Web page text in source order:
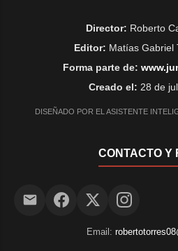
Director: Roberto
Editor: Matías Gabriel
Forma parte de:
Creado el: 28 de
DISEÑADO POR EL ASISTENTE
CONTACTO Y
Email: